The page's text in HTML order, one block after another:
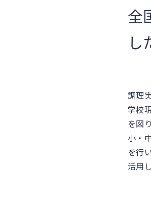
全
し
調理
学校
を図
小・
を行
活用